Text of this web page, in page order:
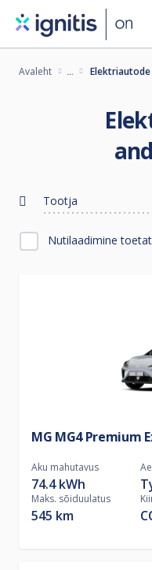
Skip
content
Avaleht Elektriautode
Tootja
Nutilaadimine
MG MG4 Premium
Aku mahutavus
74.4 kWh
Maks. sõiduulatus
545 km